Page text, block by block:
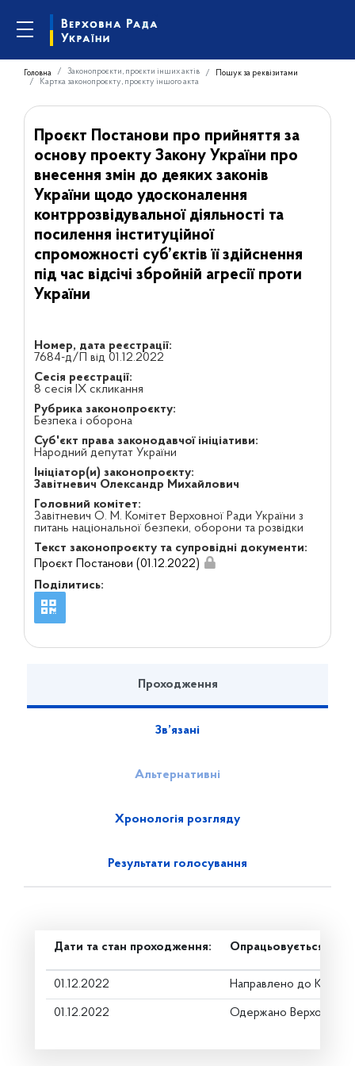
Головна Законопроєкти, проєкти інших актів
Пошук за реквізитами
Картка законопроєкту, проєкту іншого акта
Проєкт Постанови про прийняття за
основу проекту Закону України про
внесення змін до деяких законів
України щодо удосконалення
контррозвідувальної діяльності та
посилення інституційної
спроможності суб’єктів її здійснення
під час відсічі збройній агресії проти
України
Номер, дата реєстрації:
7684-д/П від 01.12.2022
Сесія реєстрації:
8 сесія IX скликання
Рубрика законопроєкту:
Безпека і оборона
Суб'єкт права законодавчої ініціативи:
Народний депутат України
Ініціатор(и) законопроєкту:
Завітневич Олександр Михайлович
Головний комітет:
Завітневич О. М. Комітет Верховної Ради України з
питань національної безпеки, оборони та розвідки
Текст законопроєкту та супровідні документи:
Проєкт Постанови (01.12.2022)
Поділитись:
Проходження
Зв’язані
Альтернативні
Хронологія розгляду
Результати голосування
Дати та стан проходження: Опрацьовується в
01.12.2022 Направлено до
01.12.2022 Одержано Верховною